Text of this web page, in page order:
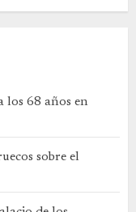
los 68 años en
sobre el